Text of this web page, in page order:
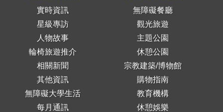
實時資訊
星級專訪
人物故事
輪椅旅遊推介
相關新聞
其他資訊
無障礙大學生活
每月通訊
無障礙餐廳
觀光旅遊
主題公園
休憩公園
宗教建築/博物館
購物指南
教育機構
休憩娛樂